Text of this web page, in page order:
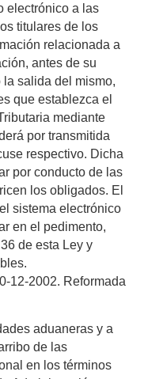
electrónico a las
titulares de los
relacionada a
antes de su
salida del mismo,
que establezca el
mediante
por transmitida
respectivo. Dicha
por conducto de las
los obligados. El
sistema electrónico
en el pedimento,
de esta Ley y
12-2002. Reformada
aduaneras y a
de las
en los términos